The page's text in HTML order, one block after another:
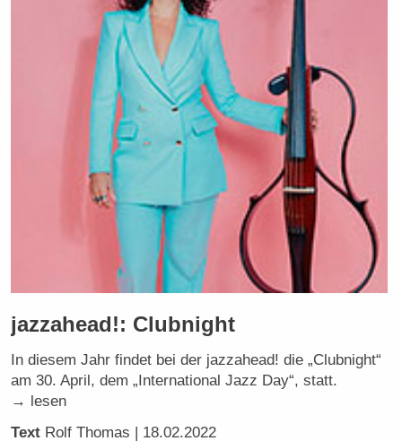
jazzahead!: Clubnight
In diesem Jahr findet bei der jazzahead! die „Clubnight“
am 30. April, dem „International Jazz Day“, statt.
→ lesen
Text Rolf Thomas | 18.02.2022